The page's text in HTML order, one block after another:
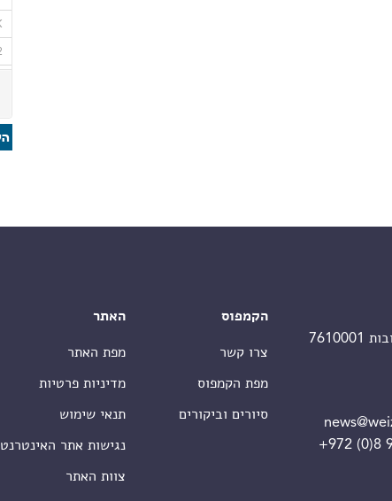
+972 (0)8
הקמפוס
צרו קשר
מפת הקמפוס
סיורים וביקורים
האתר
מפת האתר
מדיניות פרטיות
תנאי שימוש
נגישות אתר האינטרנט
צוות האתר